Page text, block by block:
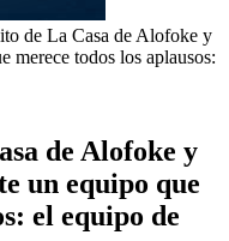
de La Casa de Alofoke y
merece todos los aplausos:
de Alofoke y
un equipo que
el equipo de